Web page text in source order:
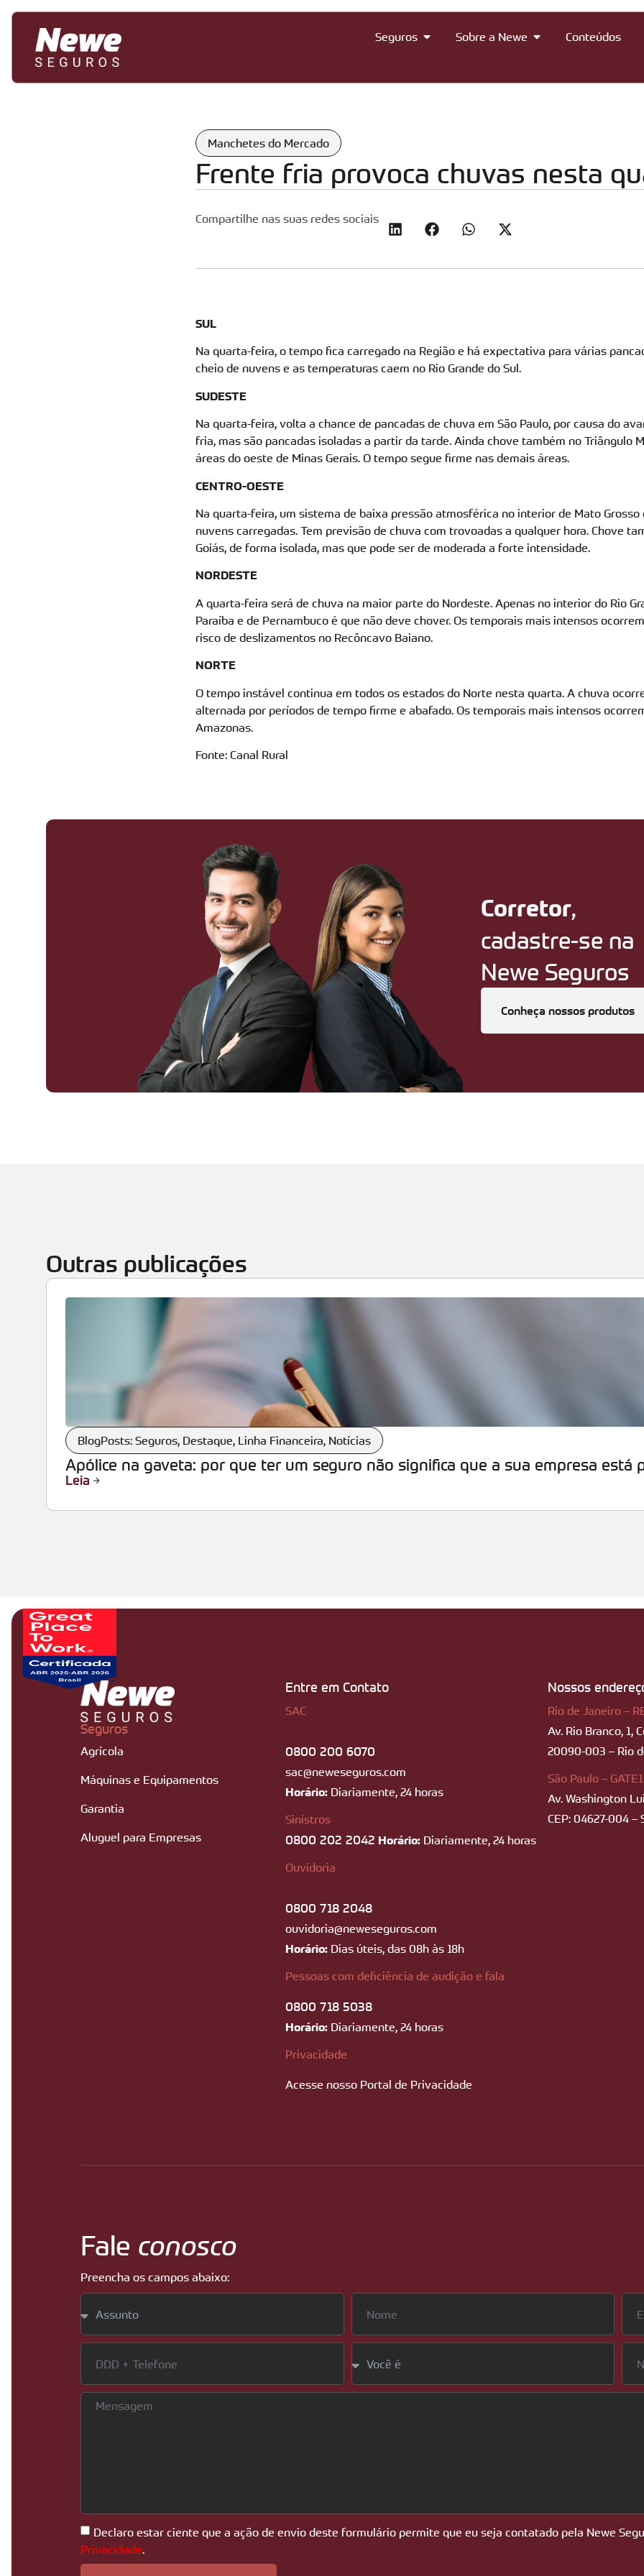
Seguros Sobre a Newe Conteúdos
Manchetes do Mercado
Frente fria provoca chuvas nesta
Compartilhe nas suas redes sociais
SUL
Na quarta-feira, o tempo fica carregado na Região e há expectativa para várias
cheio de nuvens e as temperaturas caem no Rio Grande do Sul.
SUDESTE
Na quarta-feira, volta a chance de pancadas de chuva em São Paulo, por causa do
fria, mas são pancadas isoladas a partir da tarde. Ainda chove também no Triângulo
áreas do oeste de Minas Gerais. O tempo segue firme nas demais áreas.
CENTRO-OESTE
Na quarta-feira, um sistema de baixa pressão atmosférica no interior de Mato Grosso
nuvens carregadas. Tem previsão de chuva com trovoadas a qualquer hora. Chove
Goiás, de forma isolada, mas que pode ser de moderada a forte intensidade.
NORDESTE
A quarta-feira será de chuva na maior parte do Nordeste. Apenas no interior do Rio
Paraíba e de Pernambuco é que não deve chover. Os temporais mais intensos
risco de deslizamentos no Recôncavo Baiano.
NORTE
O tempo instável continua em todos os estados do Norte nesta quarta. A chuva
alternada por períodos de tempo firme e abafado. Os temporais mais intensos
Amazonas.
Fonte: Canal Rural
Corretor,
cadastre-se na
Newe Seguros
Conheça nossos produtos
Outras publicações
BlogPosts: Seguros, Destaque, Linha Financeira, Notícias
Apólice na gaveta: por que ter um seguro não significa que a sua empresa está
Leia
Seguros
Agrícola
Máquinas e Equipamentos
Garantia
Aluguel para Empresas
Entre em Contato
SAC
0800 200 6070
sac@neweseguros.com
Horário: Diariamente, 24 horas
Sinistros
0800 202 2042 Horário: Diariamente, 24 horas
Ouvidoria
0800 718 2048
ouvidoria@neweseguros.com
Horário: Dias úteis, das 08h às 18h
Pessoas com deficiência de audição e fala
0800 718 5038
Horário: Diariamente, 24 horas
Privacidade
Acesse nosso Portal de Privacidade
Nossos
Rio de Janeiro –
Av. Rio Branco, 1,
20090-003 – Rio
São Paulo – GATE1
Av. Washington
CEP: 04627-004 –
Fale conosco
Preencha os campos abaixo:
Declaro estar ciente que a ação de envio deste formulário permite que eu seja contatado pela Newe
Privacidade.